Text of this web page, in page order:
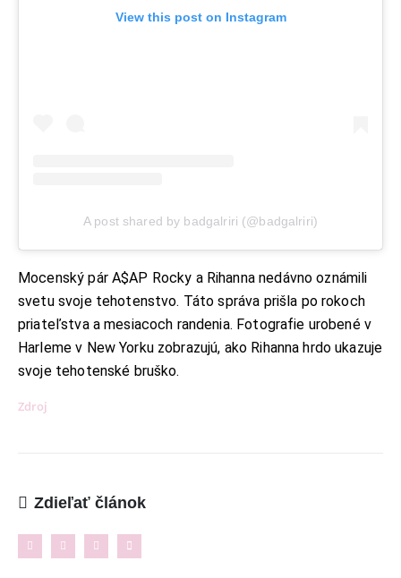
View this post on Instagram
A post shared by badgalriri (@badgalriri)
Mocenský pár A$AP Rocky a Rihanna nedávno oznámili
svetu svoje tehotenstvo. Táto správa prišla po rokoch
priateľstva a mesiacoch randenia. Fotografie urobené v
Harleme v New Yorku zobrazujú, ako Rihanna hrdo ukazuje
svoje tehotenské bruško.
Zdroj
Zdieľať článok
ahoj@lalala.sk
SME DOSTUPNÍ:
Pon - Pia/ 9:00 - 15:00
INFORMAČNÉ MENU
O Lalala
Reklamačný poriadok
Kontakt